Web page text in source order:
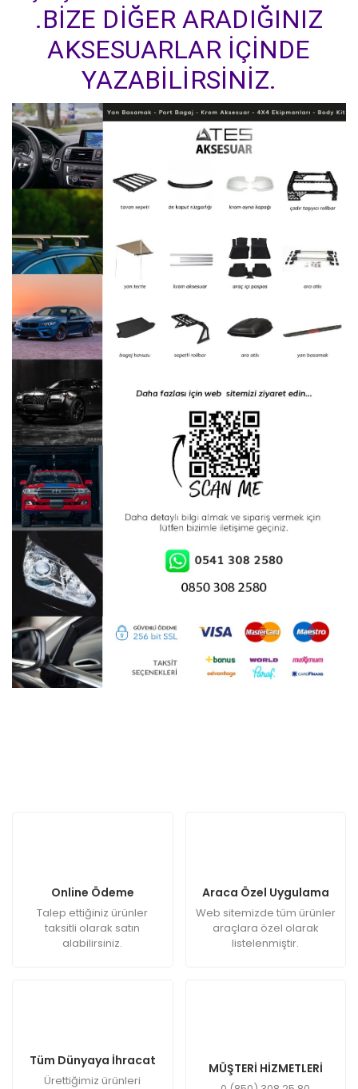
.BİZE DİĞER ARADIĞINIZ
AKSESUARLAR İÇİNDE
YAZABİLİRSİNİZ.
Online Ödeme
Talep ettiğiniz ürünler
taksitli olarak satın
alabilirsiniz.
Araca Özel Uygulama
Web sitemizde tüm ürünler
araçlara özel olarak
listelenmiştir.
Tüm Dünyaya İhracat
Ürettiğimiz ürünleri
MÜŞTERİ HİZMETLERİ